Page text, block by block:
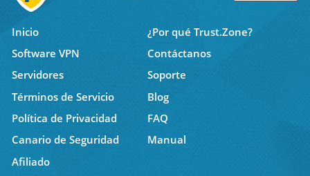
Inicio
¿Por qué Trust.Zone?
Software VPN
Contáctanos
Servidores
Soporte
Términos de Servicio
Blog
Política de Privacidad
FAQ
Canario de Seguridad
Manual
Afiliado